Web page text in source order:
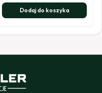
Dodaj do koszyka